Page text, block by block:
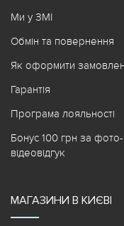
Ми у ЗМІ
Обмін та повернення
Як оформити
Гарантія
Програма лояльності
Бонус 100 грн за фото-
відеовідгук
МАГАЗИНИ В КИЄВІ